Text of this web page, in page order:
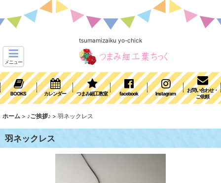
tsumamizaiku yo-chick
メニュー
BOOKS カレンダー つまみ細工教室 facebook Instagram
お問い合わせ・
ご依頼
ホーム > ♪ご挨拶♪ > 羽ネックレス
羽ネックレス